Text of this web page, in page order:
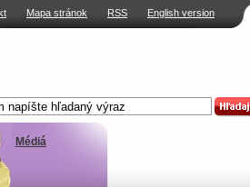
Mapa stránok RSS English version
Médiá